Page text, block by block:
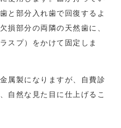
と部分入れ歯で回復するよ
損部分の両隣の天然歯に、
スプ）をかけて固定しま
属製になりますが、自費診
自然な見た目に仕上げるこ